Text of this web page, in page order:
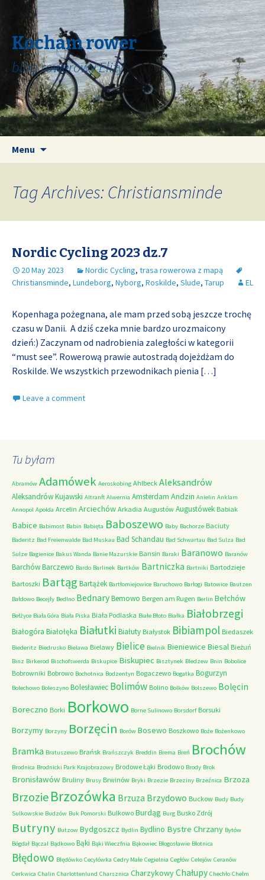
Kocham rower
blog rowerowy Elizy
Menu
Tag Archives: Christiansminde
Nordic Cycling 2023 dz.7
20 May 2023 Nordic Cycling, trasa rowerowa z mapą
Christiansminde, Lundeborg, Nyborg, Roskilde, Slude, Tarup EL
Kopenhaga pożegnana, ale mam przed sobą jeszcze trochę
czasu w Danii. A dziś czeka mnie bardzo urozmaicony
dzień:) Zaczynam od nadrobienia zaległości w kategorii
“must see”. Rowerową prawie autostradą dojeżdżam do
Roskilde. We wszystkich przewodnikach pienia […]
Leave a comment
Tu byłam
Abramów Adamówek Aeroskobing Ahlbeck Aleksandrów
Aleksandrów Kujawski Altranft Alwernia Amsterdam Andzin Anielin Anklam
Annopol Apolda Arcelin Arciechów Arkadia Augustów Augustówek Babiak
Babice Babimost Babin Babięta Baboszewo Baby Bachorze Baciuty
Baderitz Bad Freienwalde Bad Muskau Bad Schandau Bad Schwartau Bad Sulza Bad
Sulze Bagienice Bakus Wanda Banie Mazurskie Bansin Baraki Baranowo Baranów
BarchówBarczewo Bardo Barlinek Bartków Bartniczka Bartniki Bartodzieje
Bartoszki Bartąg Bartążek Bartłomiejowice Baruchowo Barłogi Batowice Bautzen
Bałdowo Becejły Bedlno BednaryBemowo Bergen am Rugen Berlin Bełchów
Bełżyce Biała Góra Biała Piska Biała Podlaska Białe Błoto Białka Białobrzegi
Białogóra Białołęka Białutki Białuty Białystok Bibiampol Biedaszek
Biederitz Biedrusko Bielawa Bielawy Bielice Bielnik Bieniewice Biesal Bieżuń
Binz Birkerod Bischofswerda Biskupice Biskupiec Bisztynek Bledzew Bnin Bobolice
Bobrowniki Bobrowo Bochotnica Bodzentyn Bogaczewo Bogatka Bogurzyn
Bolechowo Boleszyno Bolesławiec Bolimów Bolino Bolków Bolszewo Bolęcin
Boreczno Borki Borkowo Borne Sulinowo Borsdorf Borsuki
Borzymy Borzyny Borzęcin Borów Bosewo Boszkowo Boże Bożenkowo
Bramka Bratuszewo Brańsk Brańszczyk Breddin Brema Breń Brochów
Brodnica Brodnicki Park Krajobrazowy Brodowe Łąki Brodowo Brody Brok
Bronisławów Bruliny Brusy Brwinów Bryki Brzezie Brzeziny Brzeźnica Brzoza
Brzozie Brzozówka Brzuza Brzydowo Buckow Budy Budy
Sulkowskie Budzów Buk Pomorski Bulkowo Burdąg Burg Busko Zdrój
Butryny Butzow Bydgoszcz Bydlin Bydlino Bystre Chrzany Bytów
Bógdał Bączal Bądkowo Bąki Bąki Wieczfnia Bąkowiec Błogosławie Błotnica
Błędowo Błędówko Cecylówka Cedry Małe Cegielnia Cegłów Celejów Ceranów
Cerkwica Chalin Charlottenlund Charsznica CharzykowyChałupy Chechło Chełm